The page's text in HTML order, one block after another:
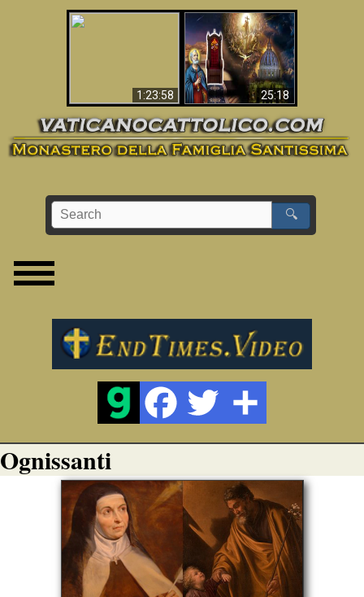
1:23:58 25:18
La Bibbia ha previsto
70 anni senza Papa?
🔍
Ognissanti